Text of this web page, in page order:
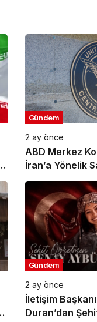
Gündem
2 ay önce
ABD Merkez
İran’a Yönelik
Amaçlı
Gündem
2 ay önce
İletişim
Duran’dan